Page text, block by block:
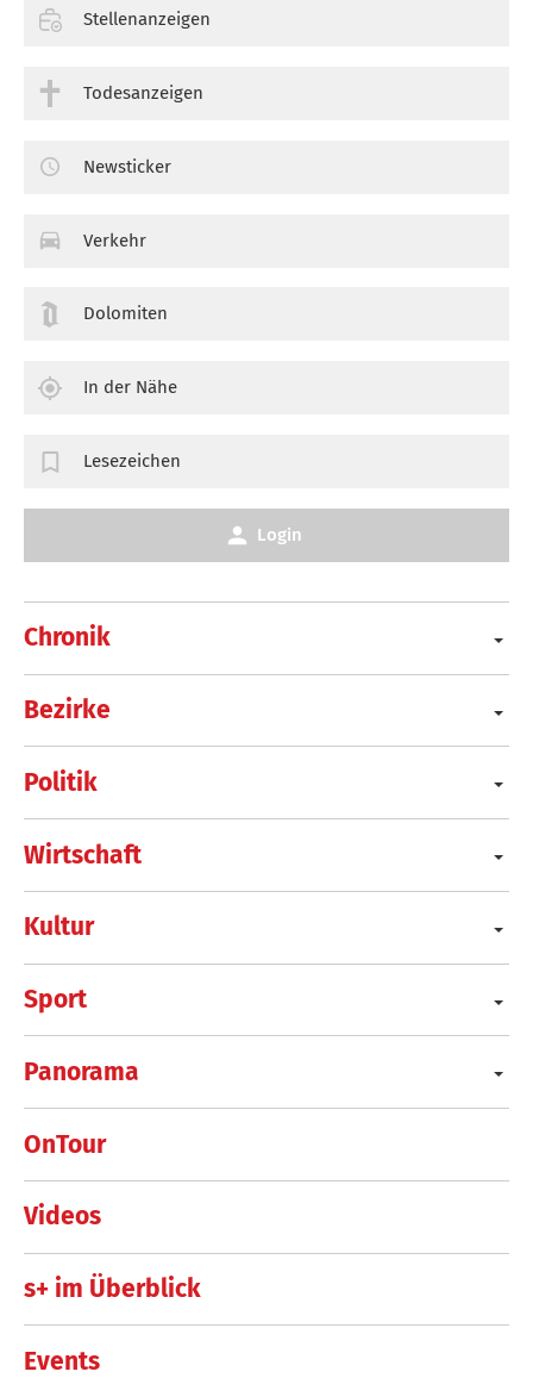
Chronik
Bezirke
Politik
Wirtschaft
Kultur
Sport
Panorama
OnTour
Videos
s+ im Überblick
Events
Stellenanzeigen
Todesanzeigen
Newsticker
Verkehr
Dolomiten
In der Nähe
Lesezeichen
Login